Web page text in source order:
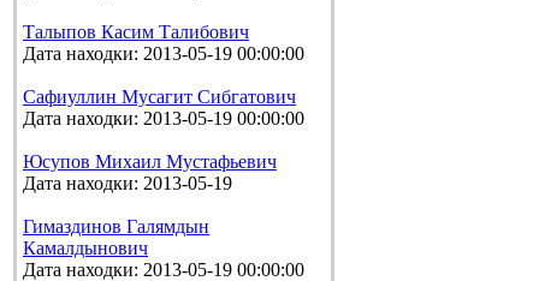
Талыпов Касим Талибович
Дата находки: 2013-05-19 00:00:00
Сафиуллин Мусагит Сибгатович
Дата находки: 2013-05-19 00:00:00
Юсупов Михаил Мустафьевич
Дата находки: 2013-05-19
Гимаздинов Галямдын
Камалдынович
Дата находки: 2013-05-19 00:00:00